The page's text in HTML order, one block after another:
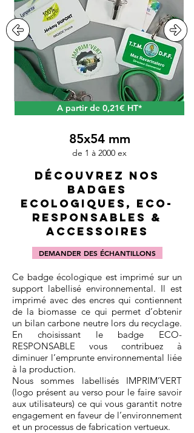
A partir de 0,21€ HT*
85x54 mm
de 1 à 2000 ex
DÉCOUVREZ NOS
BADGES
ECOLOGIQUES, ECO-
RESPONSABLES &
ACCESSOIRES
DEMANDER DES ÉCHANTILLONS
Ce badge écologique est imprimé sur un
support labellisé environnemental. Il est
imprimé avec des encres qui contiennent
de la biomasse ce qui permet d’obtenir
un bilan carbone neutre lors du recyclage.
En choisissant le badge ECO-
RESPONSABLE vous contribuez à
diminuer l’emprunte environnemental liée
à la production.
Nous sommes labellisés IMPRIM’VERT
(logo présent au verso pour le faire savoir
aux utilisateurs) ce qui vous garantit notre
engagement en faveur de l’environnement
et un processus de fabrication vertueux.